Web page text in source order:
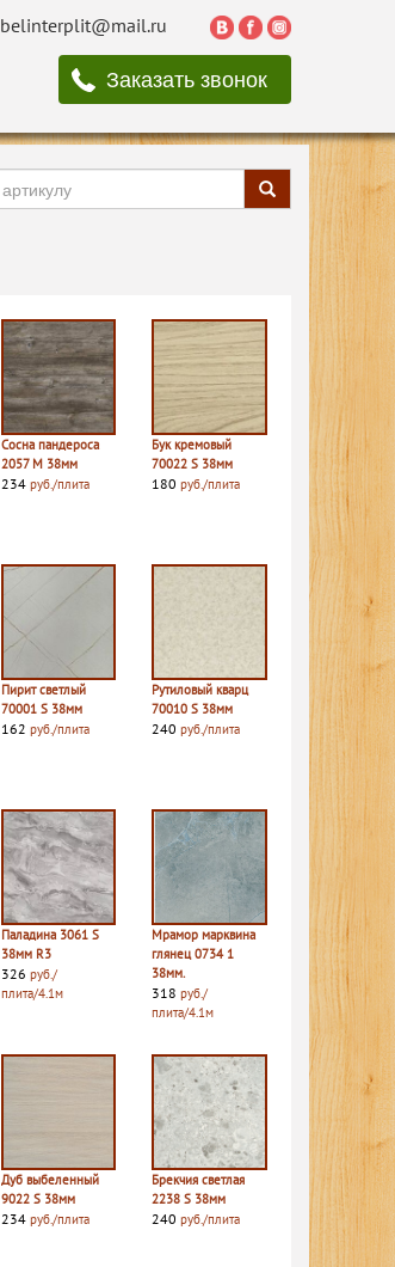
belinterplit@mail.ru
Заказать звонок
Сосна пандероса
2057 M 38мм
234 руб./плита
Бук кремовый
70022 S 38мм
180руб./плита
Пирит светлый
70001 S 38мм
162 руб./плита
Рутиловый кварц
70010 S 38мм
240руб./плита
Паладина 3061 S
38мм R3
326 руб./
плита/4.1м
Мрамор марквина
глянец 0734 1
38мм.
318руб./
плита/4.1м
Дуб выбеленный
9022 S 38мм
234 руб./плита
Брекчия светлая
2238 S 38мм
240руб./плита